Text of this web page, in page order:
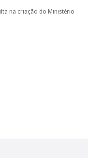
na criação do Ministério